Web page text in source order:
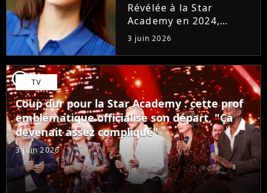
Révélée à la Star
Academy en 2024,
Marguerite officialise
l'arrivée pour l'automne
de son premier album
Guérir. En parallèle, la
chanteuse et
comédienne rejoindra
Laura Felpin, Harpo...
3 juin 2026
player2 TV
Coup dur pour la Star Academy : cette prof
emblématique officialise son départ, "Ça
devenait assez compliqué"
3 juin 2026